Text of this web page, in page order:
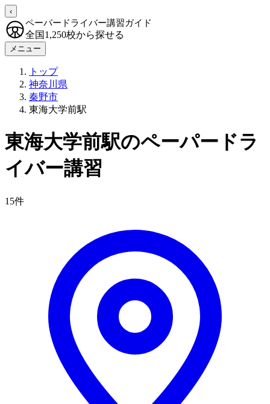
‹
ペーパードライバー講習ガイド
全国1,250校から探せる
メニュー
トップ
神奈川県
秦野市
東海大学前駅
東海大学前駅のペーパードラ
イバー講習
15件